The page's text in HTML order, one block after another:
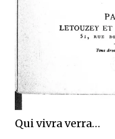
Qui vivra verra…